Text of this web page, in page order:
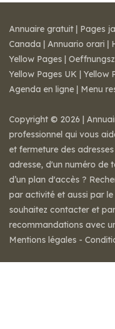
Annuaire gratuit | Pages
Canada | Annuario orari |
Yellow Pages |
Yellow Pages UK | Yellow
Agenda en ligne | Menu
Copyright © 2026 |
professionnel qui vous
et fermeture des
adresse, d'un numéro de
d’un plan d'accès ?
par activité et aussi par
souhaitez contacter et
recommandations avec
Mentions légales -